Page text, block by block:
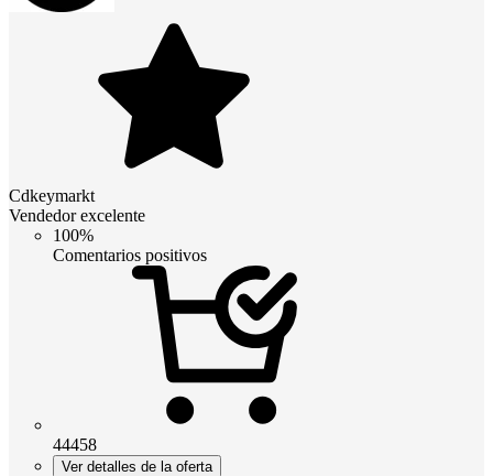
Cdkeymarkt
Vendedor excelente
100%
Comentarios positivos
44458
Ver detalles de la oferta